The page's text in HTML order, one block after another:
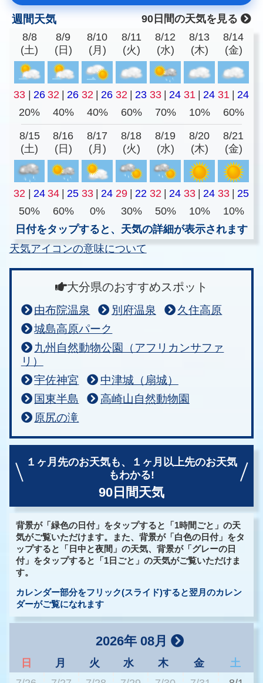
週間天気
90日間の天気を見る
8/8
(土)
8/9
(日)
8/10
(月)
8/11
(火)
8/12
(水)
8/13
(木)
8/14
(金)
33 | 26 32 | 26 32 | 26 32 | 23 33 | 24 31 | 24 31 | 24
20%
40% 40% 60% 70% 10% 60%
8/15
(土)
8/16
(日)
8/17
(月)
8/18
(火)
8/19
(水)
8/20
(木)
8/21
(金)
32 24 34 25 33 24 29 22 32 24 33 24 33
25
50%
60% 0% 30% 50% 10%
10%
日付をタップすると、天気の詳細が表示されます
天気アイコンの意味について
大分県のおすすめスポット
由布院温泉 別府温泉
久住高原
城島高原パーク
九州自然動物公園（アフリカンサファ
リ）
宇佐神宮
中津城（扇城）
国東半島
高崎山自然動物園
原尻の滝
１ヶ月先のお天気も、
１ヶ月以上先のお天気
もわかる!
90日間天気
背景が「緑色の日付」をタップすると「1時間ごと」の天
気がご覧いただけます。また、背景が「白色の日付」をタ
ップすると「日中と夜間」の天気、背景が「グレーの日
付」をタップすると「1日ごと」の天気がご覧いただけま
す。
カレンダー部分をフリック(スライド)すると翌月のカレン
ダーがご覧になれます
2026年 08月
日 月 火 水 木 金
土